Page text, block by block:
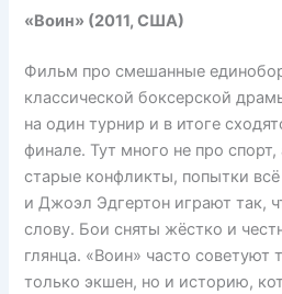
«Воин» (2011, США)
Фильм про смешанные
классической боксерской
на один турнир и в итоге
финале. Тут много не про
старые конфликты, попытки
и Джоэл Эдгертон играют так,
слову. Бои сняты жёстко и
глянца. «Воин» часто советуют
только экшен, но и историю,